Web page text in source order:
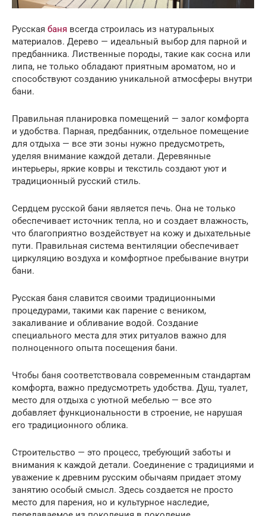
Русская баня всегда строилась из натуральных
материалов. Дерево — идеальный выбор для парной и
предбанника. Лиственные породы, такие как сосна или
липа, не только обладают приятным ароматом, но и
способствуют созданию уникальной атмосферы внутри
бани.
Правильная планировка помещений — залог комфорта
и удобства. Парная, предбанник, отдельное помещение
для отдыха — все эти зоны нужно предусмотреть,
уделяя внимание каждой детали. Деревянные
интерьеры, яркие ковры и текстиль создают уют и
традиционный русский стиль.
Сердцем русской бани является печь. Она не только
обеспечивает источник тепла, но и создает влажность,
что благоприятно воздействует на кожу и дыхательные
пути. Правильная система вентиляции обеспечивает
циркуляцию воздуха и комфортное пребывание внутри
бани.
Русская баня славится своими традиционными
процедурами, такими как парение с веником,
закаливание и обливание водой. Создание
специального места для этих ритуалов важно для
полноценного опыта посещения бани.
Чтобы баня соответствовала современным стандартам
комфорта, важно предусмотреть удобства. Душ, туалет,
место для отдыха с уютной мебелью — все это
добавляет функциональности в строение, не нарушая
его традиционного облика.
Строительство — это процесс, требующий заботы и
внимания к каждой детали. Соединение с традициями и
уважение к древним русским обычаям придает этому
занятию особый смысл. Здесь создается не просто
место для парения, но и культурное наследие,